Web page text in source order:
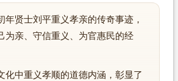
年贤士刘平重义孝亲的传奇事迹，
为亲、守信重义、为官惠民的经
化中重义孝顺的道德内涵，彰显了